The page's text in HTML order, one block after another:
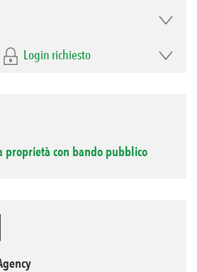
Login richiesto
proprietà con bando pubblico